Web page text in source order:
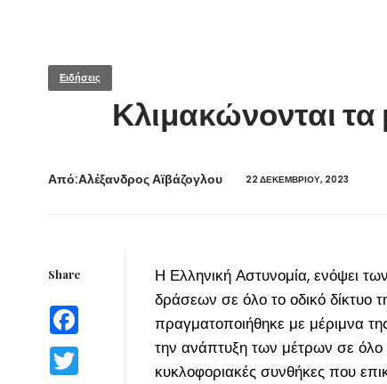
Ειδήσεις
Κλιμακώνονται τα
Από:Aλέξανδρος Αϊβάζογλου 22 ΔΕΚΕΜΒΡΊΟΥ, 2023
Share
Facebook
Twitter
Η Ελληνική Αστυνομία, ενόψει
δράσεων σε όλο το οδικό
πραγματοποιήθηκε με μέριμνα
την ανάπτυξη των μέτρων σε όλο
κυκλοφοριακές συνθήκες που